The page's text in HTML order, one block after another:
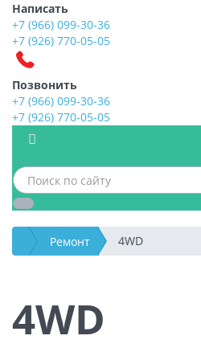
Написать
+7 (966) 099-30-36
+7 (926) 770-05-05
Позвонить
+7 (966) 099-30-36
+7 (926) 770-05-05
Ремонт 4WD
4WD